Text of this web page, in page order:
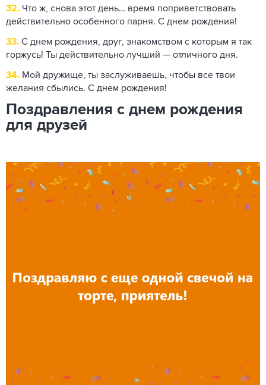
32. Что ж, снова этот день… время поприветствовать
действительно особенного парня. С днем ​​рождения!
33. С днем ​​рождения, друг, знакомством с которым я так
горжусь! Ты действительно лучший — отличного дня.
34. Мой дружище, ты заслуживаешь, чтобы все твои
желания сбылись. С днем ​​рождения!
Поздравления с днем ​​рождения
для друзей